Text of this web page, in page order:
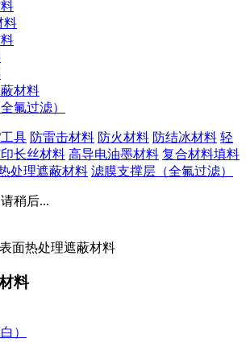
料
材料
氟过滤）
具 防雷击材料 防火材料 防结冰材料 轻
长丝材料 高导电油墨材料 复合材料填料
处理遮蔽材料 滤膜支撑层（全氟过滤）
稍后...
表面热处理遮蔽材料
料
）